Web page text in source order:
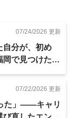
07/24/2026 更新
自分が、初め
で見つけた、
07/22/2026 更新
た」——キャリ